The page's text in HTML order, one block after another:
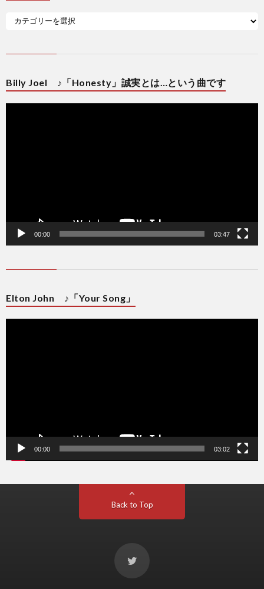
Billy Joel ♪「Honesty」誠実とは…という曲です
動
00:00 03:47
Elton John ♪「Your Song」
動
00:00 03:02
Back to Top